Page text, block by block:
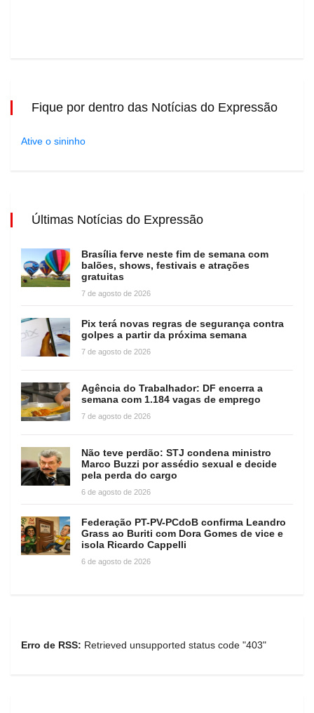
Fique por dentro das Notícias do Expressão
Ative o sininho
Últimas Notícias do Expressão
Brasília ferve neste fim de semana com
balões, shows, festivais e atrações
gratuitas
7 de agosto de 2026
Pix terá novas regras de segurança contra
golpes a partir da próxima semana
7 de agosto de 2026
Agência do Trabalhador: DF encerra a
semana com 1.184 vagas de emprego
7 de agosto de 2026
Não teve perdão: STJ condena ministro
Marco Buzzi por assédio sexual e decide
pela perda do cargo
6 de agosto de 2026
Federação PT-PV-PCdoB confirma Leandro
Grass ao Buriti com Dora Gomes de vice e
isola Ricardo Cappelli
6 de agosto de 2026
Erro de RSS: Retrieved unsupported status code "403"